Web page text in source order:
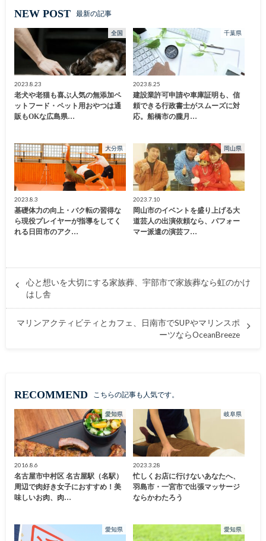
NEW POST 最新の記事
全国
2023.8.23
老犬や老猫も喜ぶ人気の無添加ペ
ットフード・ペット用おやつは通
販もOKな広島県…
千葉県
2023.8.25
建設業許可申請や車庫証明も、信
頼できる行政書士がスムーズに対
応。船橋市の朧月…
大分県
2023.8.3
基礎体力の向上・バク転の習得な
ら現役プレイヤーが指導をしてく
れる日田市のアク…
岡山県
2023.7.10
岡山市のイベントを盛り上げる大
道芸人の出演依頼なら、パフォー
マー派遣の演芸フ…
心と想いを大切にする家族葬、宇部市で家族葬なら虹のかけ
はし舎
マリンアクティビティとカフェ、日南市でSUPやマリンスポ
ーツならOceanBreeze
RECOMMEND こちらの記事も人気です。
愛知県
2016.8.6
名古屋市中村区 名古屋駅（名駅）
周辺で肉好き女子におすすめ！美
味しいお肉、肉…
岐阜県
2023.3.28
忙しくお店に行けないあなたへ、
羽島市・一宮市で出張マッサージ
ならかわたろう
愛知県 愛知県